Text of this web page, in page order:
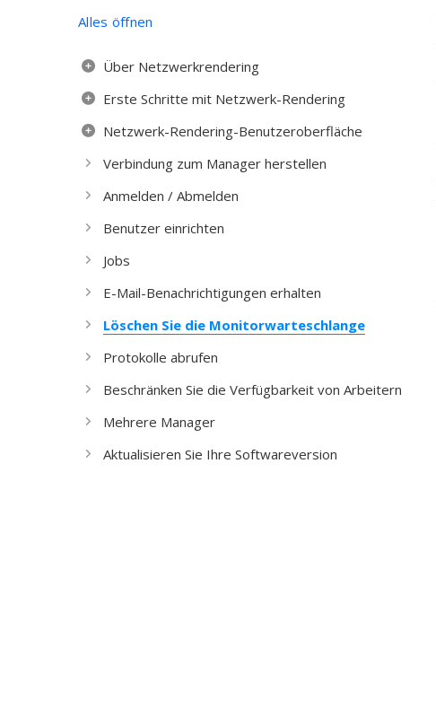
Alles öffnen
Über Netzwerkrendering
Erste Schritte mit Netzwerk-Rendering
Netzwerk-Rendering-Benutzeroberfläche
Verbindung zum Manager herstellen
Anmelden / Abmelden
Benutzer einrichten
Jobs
E-Mail-Benachrichtigungen erhalten
Löschen Sie die Monitorwarteschlange
Protokolle abrufen
Beschränken Sie die Verfügbarkeit von Arbeitern
Mehrere Manager
Aktualisieren Sie Ihre Softwareversion